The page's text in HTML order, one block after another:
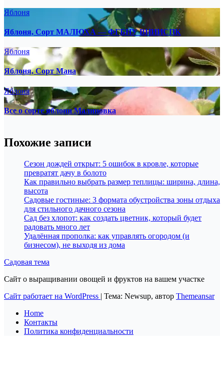
Яблоня
Яблоня, Сорт МАЛЮХА — ФГБНУ ВНИИСПК
Яблоня
Яблоня, Сорт Мана
Яблоня
Все о сорте яблони Малиновка
Похожие записи
Сезон дождей открыт: 5 ошибок в кровле, которые
превратят дачу в болото
Как правильно выбрать размер теплицы: ширина, длина,
высота
Садовые гостиные: 3 формата обустройства зоны отдыха
для стильного дачного сезона
Сад без хлопот: как создать цветник, который будет
радовать много лет
Удалённая прополка: как управлять огородом (и
бизнесом), не выходя из дома
Садовая тема
Сайт о выращивании овощей и фруктов на вашем участке
Сайт работает на WordPress | Тема: Newsup, автор Themeansar
Home
Контакты
Политика конфиденциальности